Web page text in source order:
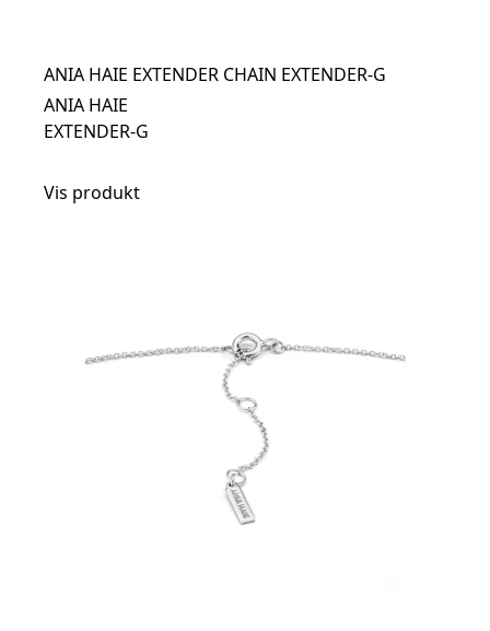
ANIA HAIE EXTENDER CHAIN EXTENDER-G
ANIA HAIE
EXTENDER-G
Vis produkt